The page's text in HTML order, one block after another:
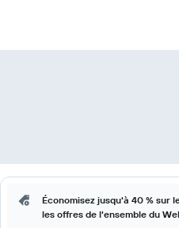
Économisez jusqu'à 40 % sur
les offres de l'ensemble du